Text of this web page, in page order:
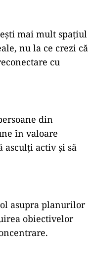
mai mult spațiul
nu la ce crezi că
cu
din
în valoare
asculți activși să
asupra planurilor
obiectivelor